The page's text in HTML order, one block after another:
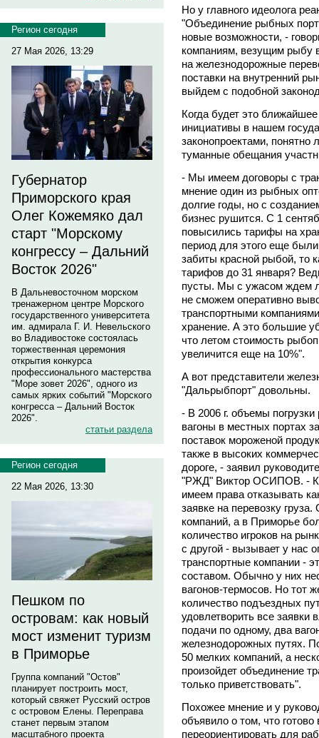
Регион сегодня
27 Мая 2026, 13:29
Губернатор
Приморского края
Олег Кожемяко дал
старт "Морскому
конгрессу – Дальний
Восток 2026"
В Дальневосточном морском
тренажерном центре Морского
государственного университета
им. адмирала Г. И. Невельского
во Владивостоке состоялась
торжественная церемония
открытия конкурса
профессионального мастерства
"Море зовет 2026", одного из
самых ярких событий "Морского
конгресса – Дальний Восток
2026".
статьи раздела
Регион сегодня
22 Мая 2026, 13:30
Пешком по
островам: как новый
мост изменит туризм
в Приморье
Группа компаний "Остов"
планирует построить мост,
который свяжет Русский остров
с островом Елены. Переправа
станет первым этапом
масштабного проекта
Но у главного идеолога
"Объединение рыбных
новые возможности, -
компаниям, везущим рыбу
на железнодорожные
поставки на внутренний
выйдем с подобной
Когда будет это
инициативы в нашем
законопроектами,
туманные обещания
- Мы имеем договоры с
мнение один из рыбных
долгие годы, но с
бизнес рушится. С 1
повысились тарифы на
период для этого еще
забиты красной рыбой, то
тарифов до 31 января?
пусты. Мы с ужасом ждем
не сможем оперативно
транспортными
хранение. А это большие
что летом стоимость
увеличится еще на 10%".
А вот представители
"Дальрыбпорт" довольны.
- В 2006 г. объемы
вагоны в местных портах
поставок мороженой
также в высоких
дороге, - заявил
"РЖД" Виктор ОСИПОВ. -
имеем права отказывать
заявке на перевозку
компаний, а в Приморье
количество игроков на
с другой - вызывает у нас
транспортные компании -
составом. Обычно у них
вагонов-термосов. Но тот
количество подъездных
удовлетворить все заявки
подачи по одному, два
железнодорожных путях.
50 мелких компаний, а
произойдет объединение
только приветствовать".
Похожее мнение и у
объявило о том, что
переориентировать для